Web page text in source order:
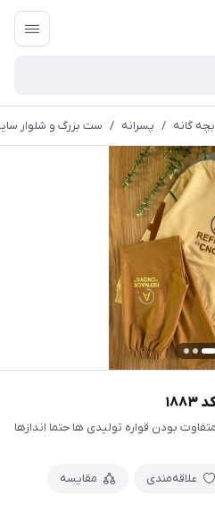
گانه / پسرانه / ست بزرگ و شلوار سایز
سال) به علت متفاوت بودن قواره تولیدی ها حتما اندازها
علاقه‌مندی مقایسه